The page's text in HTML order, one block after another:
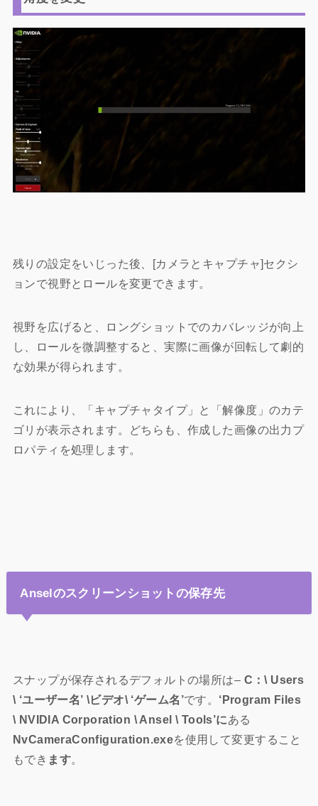
残りの設定をいじった後、[カメラとキャプチャ]セクシ
ョンで視野とロールを変更できます。
視野を広げると、ロングショットでのカバレッジが向上
し、ロールを微調整すると、実際に画像が回転して劇的
な効果が得られます。
これにより、「キャプチャタイプ」と「解像度」のカテ
ゴリが表示されます。どちらも、作成した画像の出力プ
ロパティを処理します。
Anselのスクリーンショットの保存先
スナップが保存されるデフォルトの場所は– C：\ Users
\ ‘ユーザー名’ \ビデオ\ ‘ゲーム名’です。 ‘Program Files
\ NVIDIA Corporation \ Ansel \ Tools’にある
NvCameraConfiguration.exeを使用して変更すること
もでき ます。